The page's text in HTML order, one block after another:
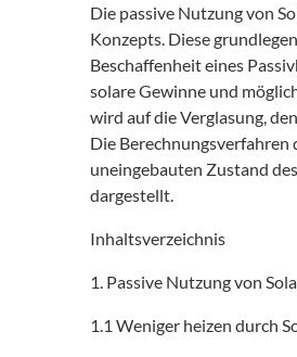
Die passive Nutzung von
Konzepts. Diese
Beschaffenheit eines
solare Gewinne und
wird auf die Verglasung,
Die
uneingebauten Zustand
dargestellt.
Inhaltsverzeichnis
1. Passive Nutzung von
1.1 Weniger heizen durch